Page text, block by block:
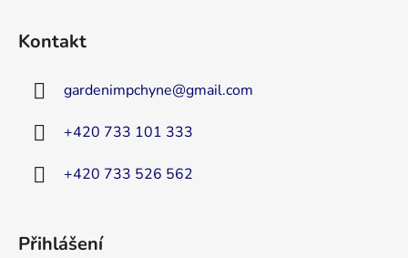
Kontakt
gardenimpchyne@gmail.com
+420 733 101 333
+420 733 526 562
Přihlášení